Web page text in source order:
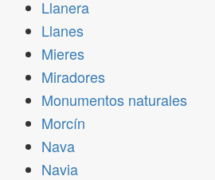
Llanera
Llanes
Mieres
Miradores
Monumentos naturales
Morcín
Nava
Navia